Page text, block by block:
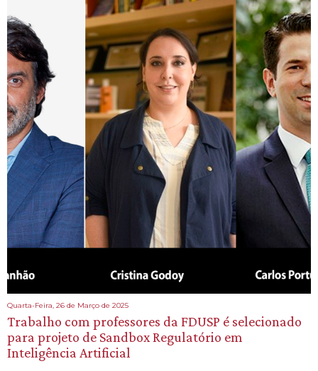
Quarta-Feira, 26 de Março de 2025
Trabalho com professores da FDUSP é selecionado
para projeto de Sandbox Regulatório em
Inteligência Artificial